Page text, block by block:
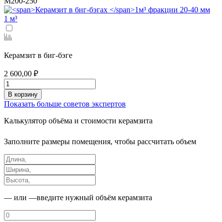
1 м³
Керамзит в биг-бэге
2 600,00 ₽
В корзину
Показать больше советов экспертов
Калькулятор объёма и стоимости керамзита
Заполните размеры помещения, чтобы рассчитать объем
— или —введите нужный объём керамзита